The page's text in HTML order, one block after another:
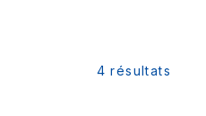
4 résultats